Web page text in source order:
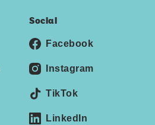
Social
Facebook
Instagram
TikTok
LinkedIn